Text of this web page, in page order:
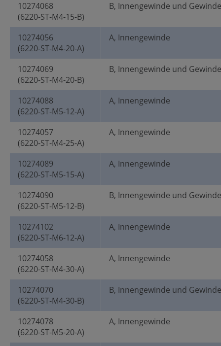
10274068
(6220-ST-M4-15-B)
B, Innengewinde und
10274056
(6220-ST-M4-20-A)
A, Innengewinde
10274069
(6220-ST-M4-20-B)
B, Innengewinde und
10274088
(6220-ST-M5-12-A)
A, Innengewinde
10274057
(6220-ST-M4-25-A)
A, Innengewinde
10274089
(6220-ST-M5-15-A)
A, Innengewinde
10274090
(6220-ST-M5-12-B)
B, Innengewinde und
10274102
(6220-ST-M6-12-A)
A, Innengewinde
10274058
(6220-ST-M4-30-A)
A, Innengewinde
10274070
(6220-ST-M4-30-B)
B, Innengewinde und
10274078
(6220-ST-M5-20-A)
A, Innengewinde